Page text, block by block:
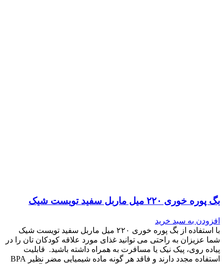
بگ پوره خوری ۲۲۰ میل ماربل سفید تویست شیک
افزودن به سبد خرید
با استفاده از بگ پوره خوری ۲۲۰ میل ماربل سفید تویست شیک
شما عزیزان به راحتی می توانید غذای مورد علاقه کودکان تان را در
پیاده روی، پیک نیک یا مسافرت به همراه داشته باشید. قابلیت
استفاده مجدد دارند و فاقد هر گونه ماده شیمیایی مضر نظیر BPA